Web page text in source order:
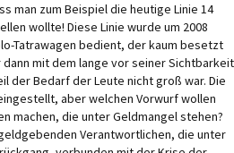
man zum Beispiel die heutige Linie 14
wollte! Diese Linie wurde um 2008
Tatrawagen bedient, der kaum besetzt
mit dem lange vor seiner Sichtbarkeit
der Bedarf der Leute nicht groß war. Die
aber welchen Vorwurf wollen
machen, die unter Geldmangel stehen?
Verantwortlichen, die unter